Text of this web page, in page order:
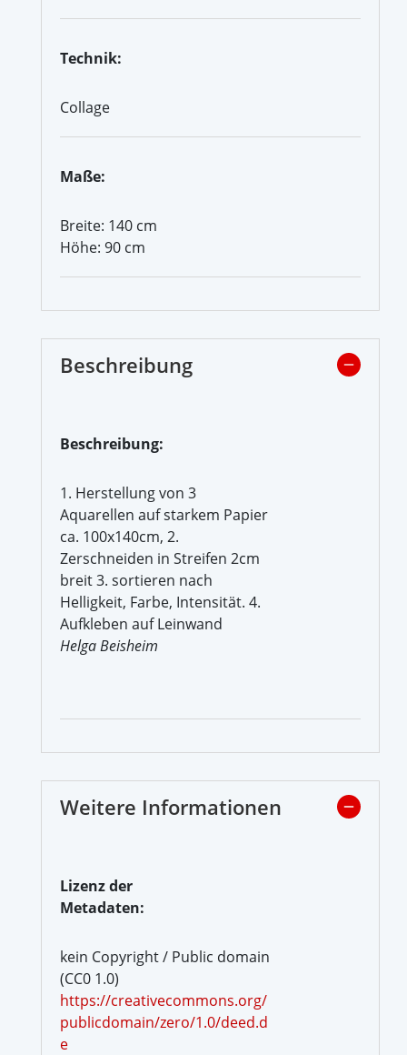
Technik:
Collage
Maße:
Breite: 140 cm
Höhe: 90 cm
Beschreibung
Beschreibung:
1. Herstellung von 3
Aquarellen auf starkem Papier
ca. 100x140cm, 2.
Zerschneiden in Streifen 2cm
breit 3. sortieren nach
Helligkeit, Farbe, Intensität. 4.
Aufkleben auf Leinwand
Helga Beisheim
Weitere Informationen
Lizenz der
Metadaten:
kein Copyright / Public domain
(CC0 1.0)
https://creativecommons.org/
publicdomain/zero/1.0/deed.d
e